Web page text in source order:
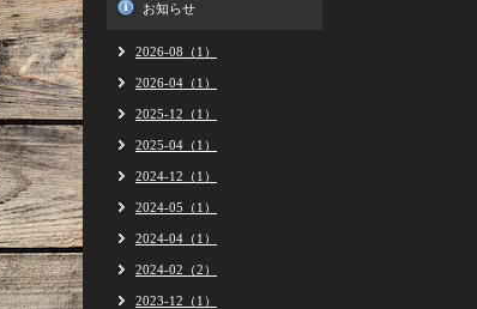
お知らせ
2026-08（1）
2026-04（1）
2025-12（1）
2025-04（1）
2024-12（1）
2024-05（1）
2024-04（1）
2024-02（2）
2023-12（1）